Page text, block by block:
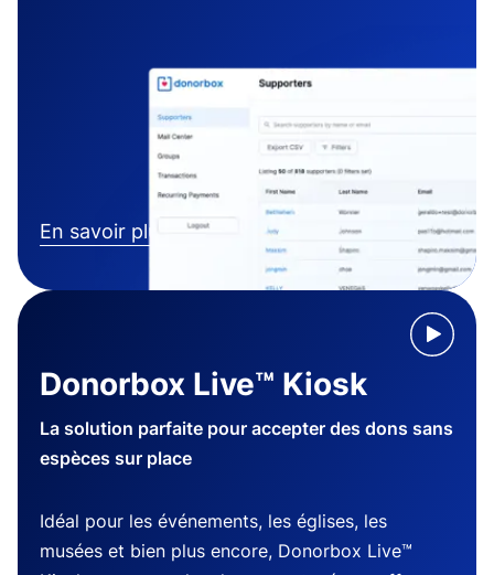
En savoir plus
Donorbox Live™ Kiosk
La solution parfaite pour accepter des dons sans
espèces sur place
Idéal pour les événements, les églises, les
musées et bien plus encore, Donorbox Live™